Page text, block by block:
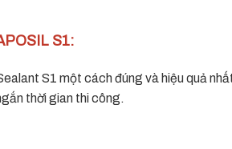
S1:
S1 một cách đúng và hiệu quả
thời gian thi công.